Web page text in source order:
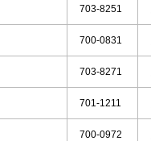
703-8251
700-0831
703-8271
701-1211
700-0972